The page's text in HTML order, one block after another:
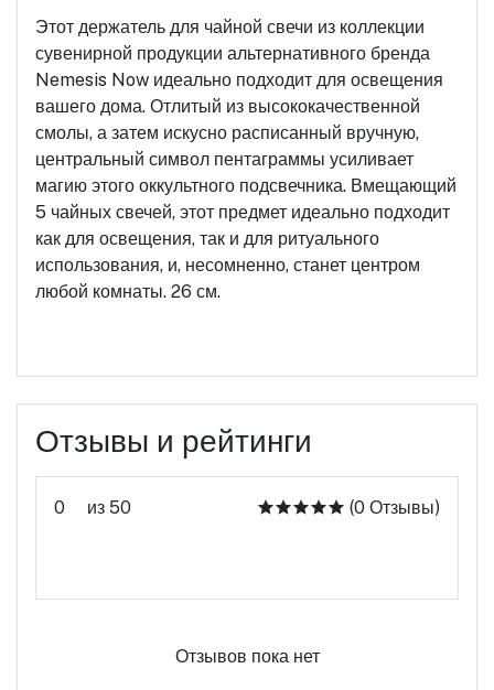
Этот держатель для чайной свечи из коллекции
сувенирной продукции альтернативного бренда
Nemesis Now идеально подходит для освещения
вашего дома. Отлитый из высококачественной
смолы, а затем искусно расписанный вручную,
центральный символ пентаграммы усиливает
магию этого оккультного подсвечника. Вмещающий
5 чайных свечей, этот предмет идеально подходит
как для освещения, так и для ритуального
использования, и, несомненно, станет центром
любой комнаты. 26 см.
Отзывы и рейтинги
0 из 50 (0 Отзывы)
Отзывов пока нет